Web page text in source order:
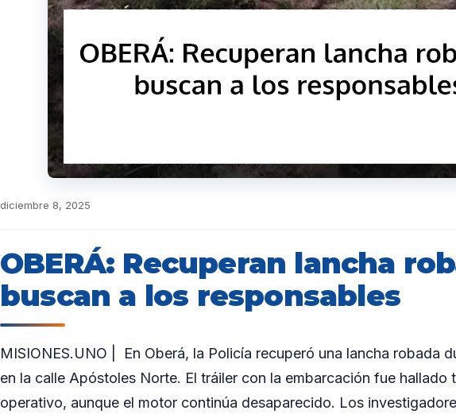
diciembre 8, 2025
OBERÁ: Recuperan lancha
buscan a los responsables
MISIONES.UNO | En Oberá, la Policía recuperó una lancha robada
en la calle Apóstoles Norte. El tráiler con la embarcación fue hallado
operativo, aunque el motor continúa desaparecido. Los